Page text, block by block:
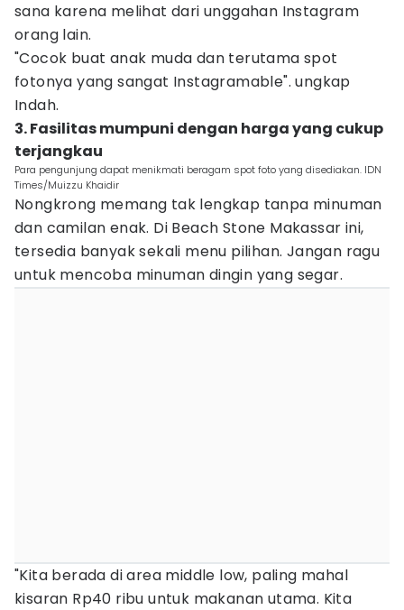
sana karena melihat dari unggahan Instagram
orang lain.
"Cocok buat anak muda dan terutama spot
fotonya yang sangat Instagramable". ungkap
Indah.
3. Fasilitas mumpuni dengan harga yang cukup
terjangkau
Para pengunjung dapat menikmati beragam spot foto yang disediakan. IDN
Times/Muizzu Khaidir
Nongkrong memang tak lengkap tanpa minuman
dan camilan enak. Di Beach Stone Makassar ini,
tersedia banyak sekali menu pilihan. Jangan ragu
untuk mencoba minuman dingin yang segar.
"Kita berada di area middle low, paling mahal
kisaran Rp40 ribu untuk makanan utama. Kita